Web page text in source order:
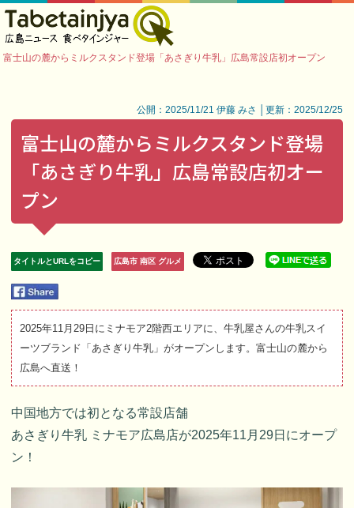
富士山の麓からミルクスタンド登場「あさぎり牛乳」広島常設店初オープン
公開：2025/11/21 伊藤 みさ │更新：2025/12/25
富士山の麓からミルクスタンド登場
「あさぎり牛乳」広島常設店初オー
プン
タイトルとURLをコピー 広島市 南区 グルメ
2025年11月29日にミナモア2階西エリアに、牛乳屋さんの牛乳スイ
ーツブランド「あさぎり牛乳」がオープンします。富士山の麓から
広島へ直送！
中国地方では初となる常設店舗
あさぎり牛乳 ミナモア広島店が2025年11月29日にオープ
ン！